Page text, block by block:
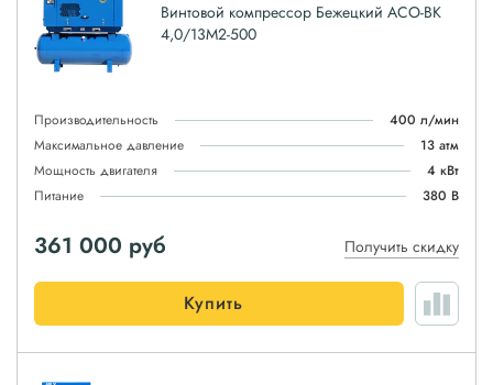
Винтовой компрессор Бежецкий АСО-ВК
4,0/13М2-500
Производительность
400 л/мин
Максимальное давление
13 атм
Мощность двигателя
4 кВт
Питание
380 В
361 000 руб Получить скидку
Купить